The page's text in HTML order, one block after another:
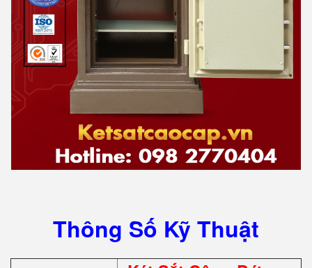
Thông Số Kỹ Thuật